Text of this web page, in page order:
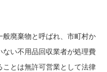
廃棄物と呼ばれ、市町村か
ない不用品回収業者が処理費
とは無許可営業として法律